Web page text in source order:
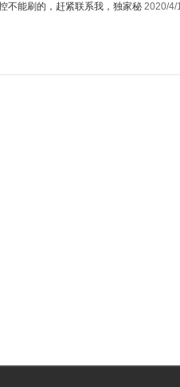
不能刷的，赶紧联系我，独家秘 2020/4/